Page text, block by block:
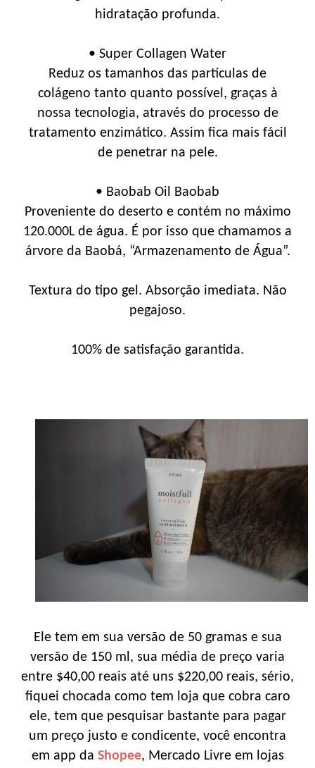
hidratação profunda.
• Super Collagen Water
Reduz os tamanhos das partículas de
colágeno tanto quanto possível, graças à
nossa tecnologia, através do processo de
tratamento enzimático. Assim fica mais fácil
de penetrar na pele.
• Baobab Oil Baobab
Proveniente do deserto e contém no máximo
120.000L de água. É por isso que chamamos a
árvore da Baobá, “Armazenamento de Água”.
Textura do tipo gel. Absorção imediata. Não
pegajoso.
100% de satisfação garantida.
Ele tem em sua versão de 50 gramas e sua
versão de 150 ml, sua média de preço varia
entre $40,00 reais até uns $220,00 reais, sério,
fiquei chocada como tem loja que cobra caro
ele, tem que pesquisar bastante para pagar
um preço justo e condicente, você encontra
em app da Shopee, Mercado Livre em lojas